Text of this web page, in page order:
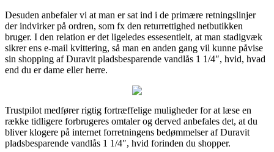
Desuden anbefaler vi at man er sat ind i de primære retningslinjer
der indvirker på ordren, som fx den returrettighed netbutikken
bruger. I den relation er det ligeledes essesentielt, at man stadigvæk
sikrer ens e-mail kvittering, så man en anden gang vil kunne påvise
sin shopping af Duravit pladsbesparende vandlås 1 1/4″, hvid, hvad
end du er dame eller herre.
Trustpilot medfører rigtig fortræffelige muligheder for at læse en
række tidligere forbrugeres omtaler og derved anbefales det, at du
bliver klogere på internet forretningens bedømmelser af Duravit
pladsbesparende vandlås 1 1/4″, hvid forinden du shopper.